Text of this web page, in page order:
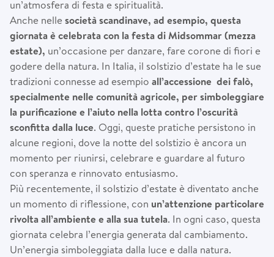
un’atmosfera di festa e spiritualità.
Anche nelle società scandinave, ad esempio, questa
giornata è celebrata con la festa di Midsommar (mezza
estate), un’occasione per danzare, fare corone di fiori e
godere della natura. In Italia, il solstizio d’estate ha le sue
tradizioni connesse ad esempio all’accessione dei falò,
specialmente nelle comunità agricole, per simboleggiare
la purificazione e l’aiuto nella lotta contro l’oscurità
sconfitta dalla luce. Oggi, queste pratiche persistono in
alcune regioni, dove la notte del solstizio è ancora un
momento per riunirsi, celebrare e guardare al futuro
con speranza e rinnovato entusiasmo.
Più recentemente, il solstizio d’estate è diventato anche
un momento di riflessione, con un’attenzione particolare
rivolta all’ambiente e alla sua tutela. In ogni caso, questa
giornata celebra l’energia generata dal cambiamento.
Un’energia simboleggiata dalla luce e dalla natura.